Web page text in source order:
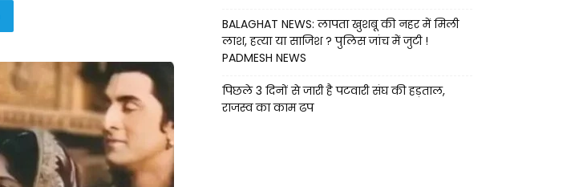
BALAGHAT NEWS: लापता खुशबू की नहर में मिली
लाश, हत्या या साजिश ? पुलिस जांच में जुटी !
PADMESH NEWS
पिछले 3 दिनों से जारी है पटवारी संघ की हड़ताल,
राजस्व का काम ढप